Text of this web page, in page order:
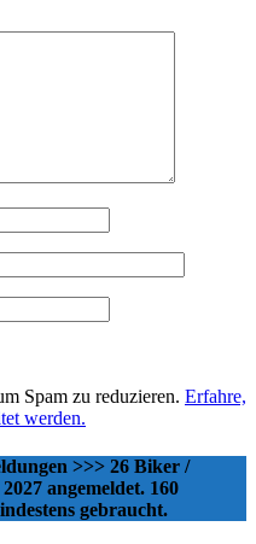
Spam zu reduzieren. Erfahre,
werden.
>>> 26 Biker /
angemeldet. 160
gebraucht.